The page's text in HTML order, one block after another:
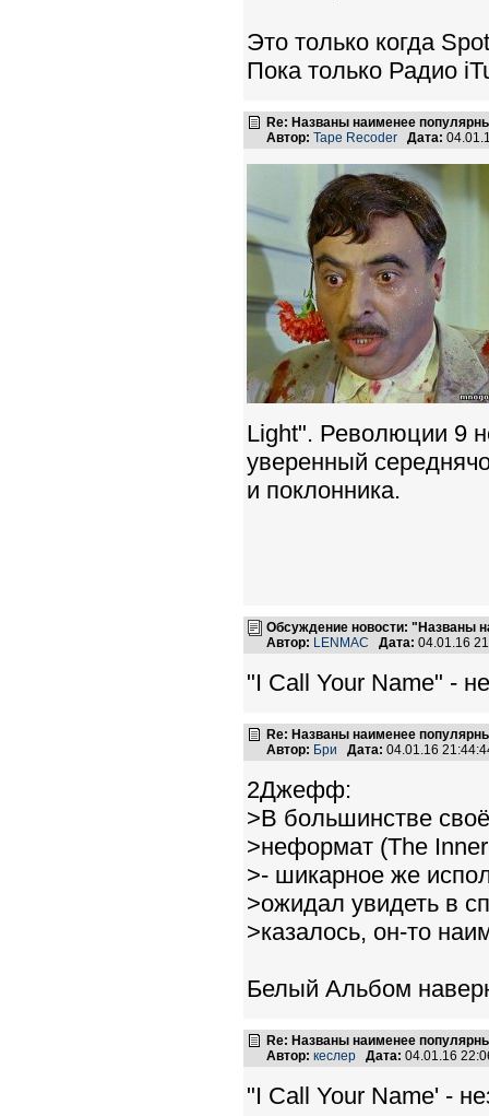
Это только когда
Пока только Радио
Re: Названы наименее
Автор: Tape Recoder Дата:
Light". Революции 9
уверенный
и поклонника.
Обсуждение новости: "Названы
Автор: LENMAC Дата: 04.01.16
"I Call Your Name" -
Re: Названы наименее
Автор: Бри Дата: 04.01.16
2Джефф:
>В большинстве
>неформат (The
>- шикарное же
>ожидал увидеть в
>казалось, он-то
Белый Альбом
Re: Названы наименее
Автор: кеслер Дата: 04.01.16
"I Call Your Name' -